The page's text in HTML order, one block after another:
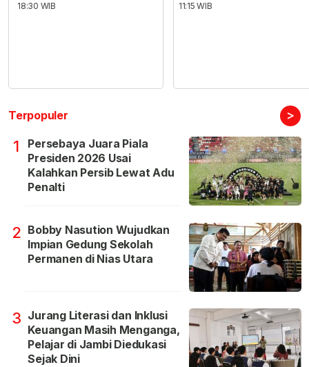
18:30 WIB
11:15 WIB
Terpopuler >
1
Persebaya Juara Piala
Presiden 2026 Usai
Kalahkan Persib Lewat Adu
Penalti
2 Bobby Nasution Wujudkan
Impian Gedung Sekolah
Permanen di Nias Utara
3 Jurang Literasi dan Inklusi
Keuangan Masih Menganga,
Pelajar di Jambi Diedukasi
Sejak Dini